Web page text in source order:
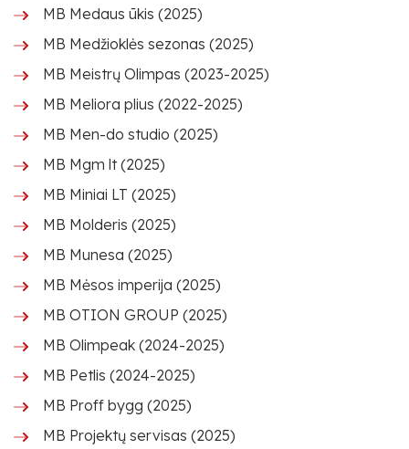
MB Medaus ūkis (2025)
MB Medžioklės sezonas (2025)
MB Meistrų Olimpas (2023-2025)
MB Meliora plius (2022-2025)
MB Men-do studio (2025)
MB Mgm lt (2025)
MB Miniai LT (2025)
MB Molderis (2025)
MB Munesa (2025)
MB Mėsos imperija (2025)
MB OTION GROUP (2025)
MB Olimpeak (2024-2025)
MB Petlis (2024-2025)
MB Proff bygg (2025)
MB Projektų servisas (2025)